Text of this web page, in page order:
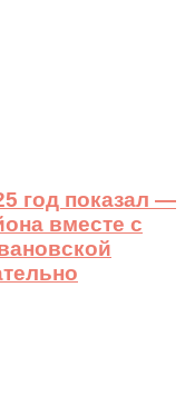
год показал —
вместе с